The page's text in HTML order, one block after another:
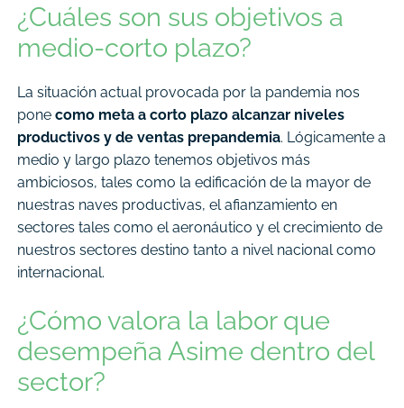
¿Cuáles son sus objetivos a
medio-corto plazo?
La situación actual provocada por la pandemia nos
pone como meta a corto plazo alcanzar niveles
productivos y de ventas prepandemia. Lógicamente a
medio y largo plazo tenemos objetivos más
ambiciosos, tales como la edificación de la mayor de
nuestras naves productivas, el afianzamiento en
sectores tales como el aeronáutico y el crecimiento de
nuestros sectores destino tanto a nivel nacional como
internacional.
¿Cómo valora la labor que
desempeña Asime dentro del
sector?